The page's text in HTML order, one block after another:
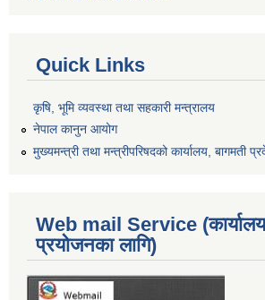
Quick Links
कृषि, भूमि व्यवस्था तथा सहकारी मन्त्रालय
नेपाल कानुन आयोग
मुख्यमन्त्री तथा मन्त्रीपरिषदको कार्यालय, बागमती
Web mail Service
प्रयोजनका लागि)